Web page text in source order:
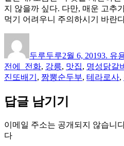
지 않을까 싶다. 다만, 매운 고추
먹기 어려우니 주의하시기 바란
이
두루두루일
자
2월 6, 2019고
리
3. 유
전에_전화, 강릉, 맛집, 명성닭갈비
진또배기 , 짬뽕순두부, 테라로사,
답글 남기기
이메일 주소는 공개되지 않습니
다